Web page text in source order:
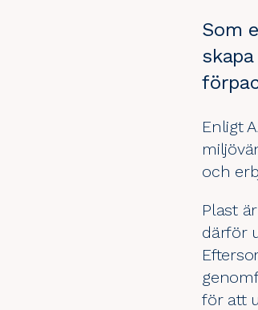
Som
Enligt
och
Plast
därför
för att